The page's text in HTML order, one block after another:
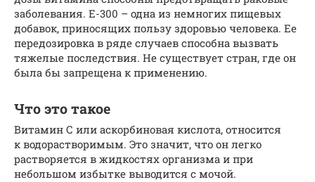
заболевания. Е-300 – одна из немногих пищевых
добавок, приносящих пользу здоровью человека. Ее
передозировка в ряде случаев способна вызвать
тяжелые последствия. Не существует стран, где он
была бы запрещена к применению.
Что это такое
Витамин С или аскорбиновая кислота, относится
к водорастворимым. Это значит, что он легко
растворяется в жидкостях организма и при
небольшом избытке выводится с мочой.